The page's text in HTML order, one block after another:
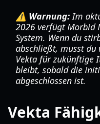
⚠️ Warnung:Im
2026 verfügt Morbid
System. Wenn du
abschließt, musst du
Vekta für zukünftige
bleibt, sobald die
abgeschlossen ist.
Vekta